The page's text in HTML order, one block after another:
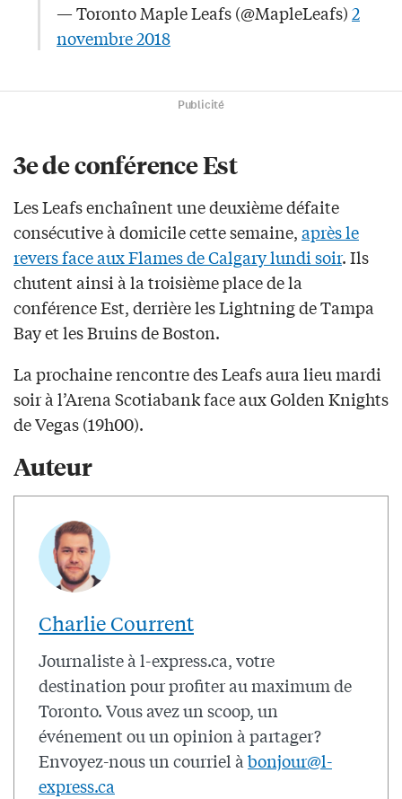
— Toronto Maple Leafs (@MapleLeafs)2
novembre 2018
Publicité
3e de conférence Est
Les Leafs enchaînent une deuxième défaite
consécutive à domicile cette semaine,après le
revers face aux Flames de Calgary lundi soir. Ils
chutent ainsi à la troisième place de la
conférence Est, derrière les Lightning de Tampa
Bay et les Bruins de Boston.
La prochaine rencontre des Leafs aura lieu mardi
soir à l’Arena Scotiabank face aux Golden Knights
de Vegas (19h00).
Auteur
Charlie Courrent
Journaliste à l-express.ca, votre
destination pour profiter au maximum de
Toronto. Vous avez un scoop, un
événement ou un opinion à partager?
Envoyez-nous un courriel à bonjour@l-
express.ca